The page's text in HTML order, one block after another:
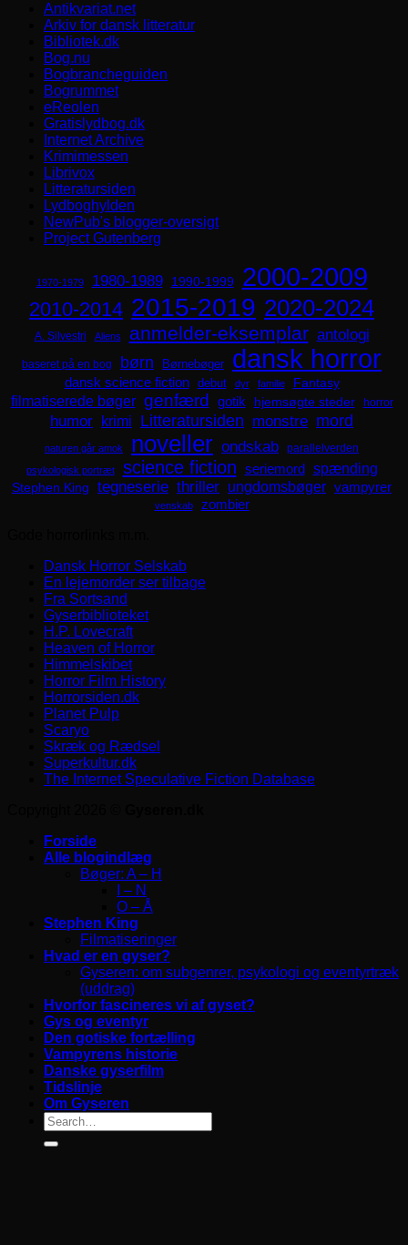
Antikvariat.net
Arkiv for dansk litteratur
Bibliotek.dk
Bog.nu
Bogbrancheguiden
Bogrummet
eReolen
Gratislydbog.dk
Internet Archive
Krimimessen
Librivox
Litteratursiden
Lydboghylden
NewPub's blogger-oversigt
Project Gutenberg
1970-1979 1980-1989 1990-1999 2000-2009
2010-2014 2015-2019 2020-2024
A. Silvestri Aliens anmelder-eksemplar antologi
baseret på en bog børn Børnebøger dansk horror
dansk science fiction debut dyr familie Fantasy
filmatiserede bøger genfærd gotik hjemsøgte steder horror
humor krimi Litteratursiden monstre mord
naturen går amok noveller ondskab parallelverden
psykologisk portræt science fiction seriemord spænding
Stephen King tegneserie thriller ungdomsbøger vampyrer
venskab
zombier
Dansk Horror Selskab
En lejemorder ser tilbage
Fra Sortsand
Gyserbiblioteket
H.P. Lovecraft
Heaven of Horror
Himmelskibet
Horror Film History
Horrorsiden.dk
Planet Pulp
Scaryo
Skræk og Rædsel
Superkultur.dk
The Internet Speculative Fiction Database
Forside
Alle blogindlæg
Bøger: A – H
I – N
O – Å
Stephen King
Filmatiseringer
Hvad er en gyser?
Gyseren: om subgenrer, psykologi og eventyrtræk
(uddrag)
Hvorfor fascineres vi af gyset?
Gys og eventyr
Den gotiske fortælling
Vampyrens historie
Danske gyserfilm
Tidslinje
Om Gyseren